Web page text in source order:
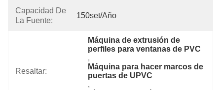
Capacidad De
La Fuente:
150set/año
Resaltar:
Máquina de extrusión de
perfiles para ventanas de PVC
Máquina para hacer marcos de
puertas de UPVC